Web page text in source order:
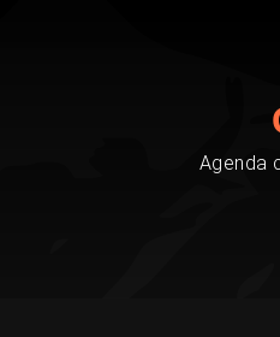
Agenda